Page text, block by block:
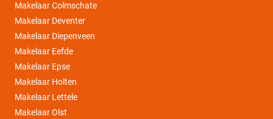
Makelaar Colmschate
Makelaar Deventer
Makelaar Diepenveen
Makelaar Eefde
Makelaar Epse
Makelaar Holten
Makelaar Lettele
Makelaar Olst